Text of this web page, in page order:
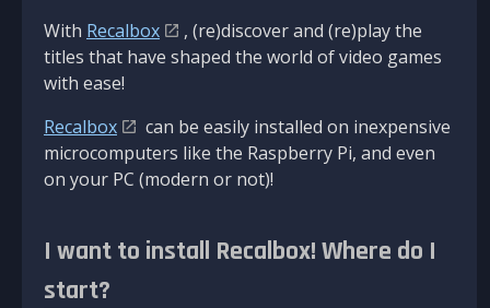
With Recalbox
, (re)discover and (re)play the
titles that have shaped the world of video games
with ease!
Recalbox
can be easily installed on inexpensive
microcomputers like the Raspberry Pi, and even
on your PC (modern or not)!
I want to install Recalbox! Where do I
start?